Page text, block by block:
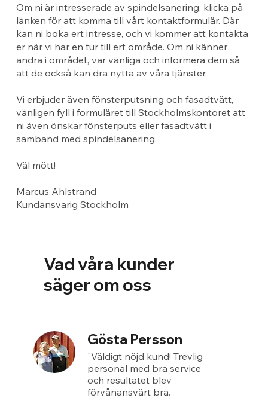
Om ni är intresserade av spindelsanering, klicka på
länken för att komma till vårt kontaktformulär. Där
kan ni boka ert intresse, och vi kommer att kontakta
er när vi har en tur till ert område. Om ni känner
andra i området, var vänliga och informera dem så
att de också kan dra nytta av våra tjänster.
Vi erbjuder även fönsterputsning och fasadtvätt,
vänligen fyll i formuläret till Stockholmskontoret att
ni även önskar fönsterputs eller fasadtvätt i
samband med spindelsanering.
Väl mött!
Marcus Ahlstrand
Kundansvarig Stockholm
Vad våra kunder
säger om oss
Gösta Persson
"Väldigt nöjd kund! Trevlig
personal med bra service
och resultatet blev
förvånansvärt bra.